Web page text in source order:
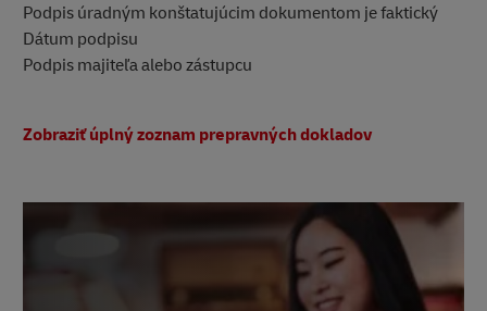
Podpis úradným konštatujúcim dokumentom je faktický
Dátum podpisu
Podpis majiteľa alebo zástupcu
Zobraziť úplný zoznam prepravných dokladov